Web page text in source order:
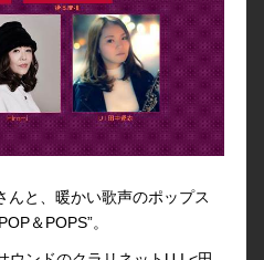
んと、暖かい歌声のポップス
＆POPS”。